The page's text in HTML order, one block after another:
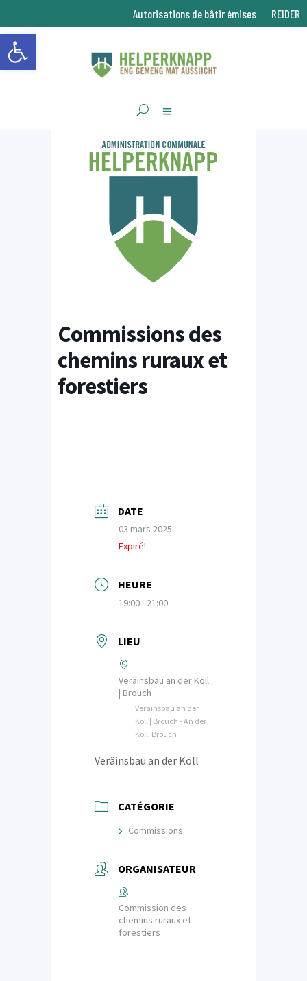
Ouvrir la barre d’outils
Autorisations de bâtir émises REIDER
Commissions des
chemins ruraux et
forestiers
DATE
03 mars 2025
Expiré!
HEURE
19:00 - 21:00
LIEU
Veräinsbau an der Koll
| Brouch
Veräinsbau an der
Koll | Brouch - An der
Koll, Brouch
Veräinsbau an der Koll
CATÉGORIE
Commissions
ORGANISATEUR
Commission des
chemins ruraux et
forestiers